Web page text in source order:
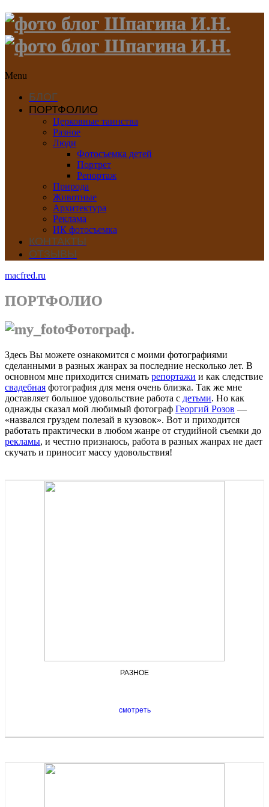
Menu
БЛОГ
ПОРТФОЛИО
Церковные таинства
Разное
Люди
Фотосъемка детей
Портрет
Репортаж
Природа
Животные
Архитектура
Реклама
ИК фотосъемка
КОНТАКТЫ
ОТЗЫВЫ
macfred.ru
ПОРТФОЛИО
Фотограф.
Здесь Вы можете ознакомится с моими фотографиями
сделанными в разных жанрах за последние несколько лет. В
основном мне приходится снимать репортажи и как следствие
свадебная фотография для меня очень близка. Так же мне
доставляет большое удовольствие работа с детьми. Но как
однажды сказал мой любимый фотограф Георгий Розов —
«назвался груздем полезай в кузовок». Вот и приходится
работать практически в любом жанре от студийной съемки до
рекламы, и честно признаюсь, работа в разных жанрах не дает
скучать и приносит массу удовольствия!
РАЗНОЕ
смотреть